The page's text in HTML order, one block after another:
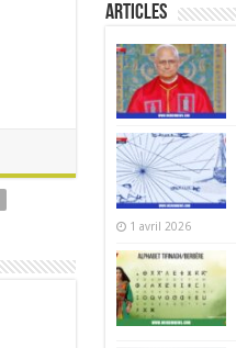
Articles
1 avril 2026